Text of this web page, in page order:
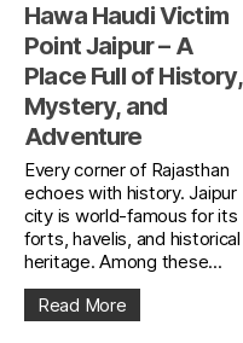
Hawa Haudi Victim
Point Jaipur – A
Place Full of History,
Mystery, and
Adventure
Every corner of Rajasthan
echoes with history. Jaipur
city is world-famous for its
forts, havelis, and historical
heritage. Among these...
Read More